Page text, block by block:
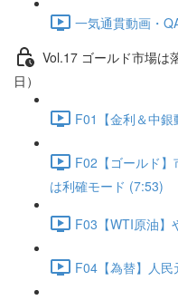
一気通貫動画・
Vol.17 ゴールド市場は
日）
F01【金利＆中
F02【ゴールド
は利確モード (7:53)
F03【WTI原油】
F04【為替】人